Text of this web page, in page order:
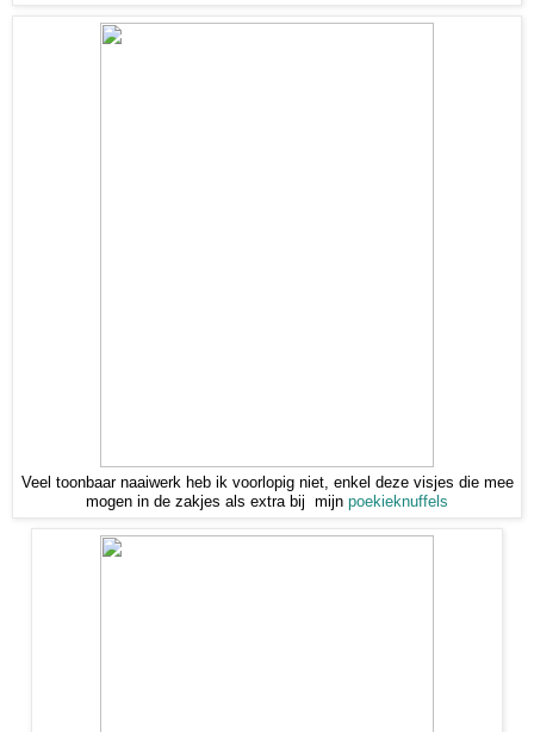
Veel toonbaar naaiwerk heb ik voorlopig niet, enkel deze visjes die mee
mogen in de zakjes als extra bij mijn poekieknuffels